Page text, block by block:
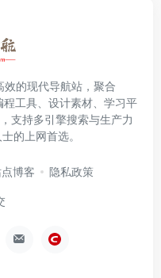
的现代导航站，聚合
工具、设计素材、学习平
支持多引擎搜索与生产力
的上网首选。
博客 隐私政策